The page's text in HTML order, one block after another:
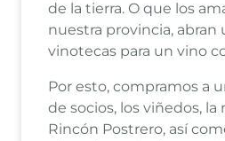
de la tierra. O que los
nuestra provincia, abran
vinotecas para un vino
Por esto, compramos a
de socios, los viñedos, la
Rincón Postrero, así